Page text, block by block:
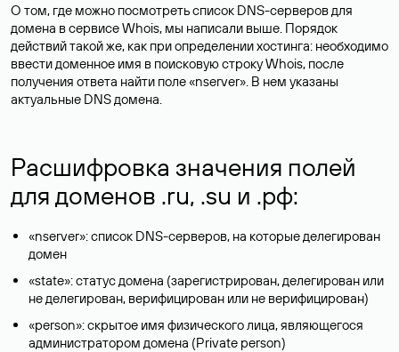
О том, где можно посмотреть список DNS-серверов для
домена в сервисе Whois, мы написали выше. Порядок
действий такой же, как при определении хостинга: необходимо
ввести доменное имя в поисковую строку Whois, после
получения ответа найти поле «nserver». В нем указаны
актуальные DNS домена.
Расшифровка значения полей
для доменов .ru, .su и .рф:
«nserver»: список DNS-серверов, на которые делегирован
домен
«state»: статус домена (зарегистрирован, делегирован или
не делегирован, верифицирован или не верифицирован)
«person»: скрытое имя физического лица, являющегося
администратором домена (Privatе person)